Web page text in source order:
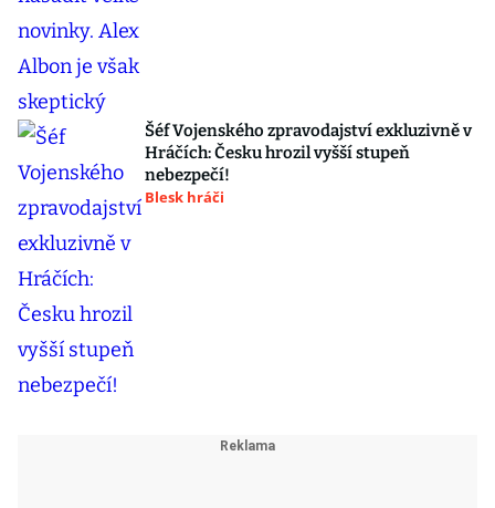
Šéf Vojenského zpravodajství exkluzivně v
Hráčích: Česku hrozil vyšší stupeň
nebezpečí!
Blesk hráči